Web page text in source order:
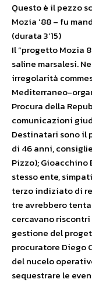
Questo è il pezzo
Mozia ’88 – fu
(durata 3’15)
Il “progetto Mozia
saline marsalesi.
irregolarità
Mediterraneo-
Procura della
comunicazioni
Destinatari sono il
di 46 anni,
Pizzo);
stesso ente,
terzo indiziato di
tre avrebbero
cercavano
gestione del
procuratore Diego
del nucelo
sequestrare le